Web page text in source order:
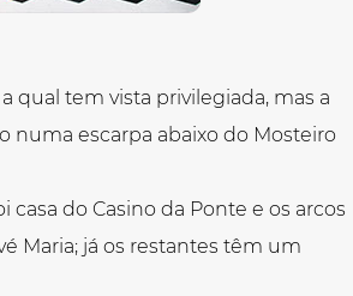
qual tem vista privilegiada, mas a
numa escarpa abaixo do Mosteiro
do Casino da Ponte e os arcos
Maria; já os restantes têm um